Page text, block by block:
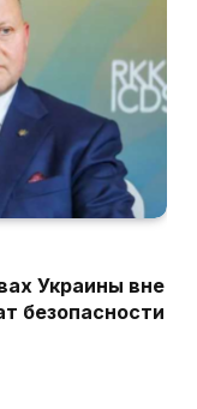
Украины вне
безопасности